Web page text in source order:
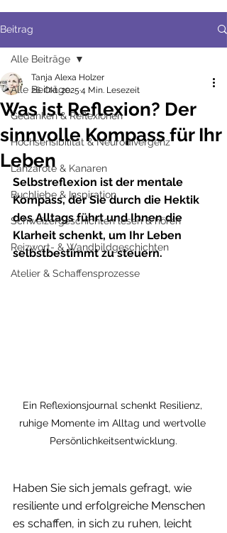
Beitrag
Alle Beiträge
Gedanken & Reflexionen
Hochsensibilität & Neurodivergenz
Lanzarote & Kanaren
Buchliebe & Inspiration
Schweizergeschichten lesen & hören
Reizwort- & Wandbildgeschichten
Atelier & Schaffensprozesse
Alle Beiträge
Was ist Reflexion? Der
sinnvolle Kompass für Ihr
Leben
Tanja Alexa Holzer
26. Okt. 2025 4 Min. Lesezeit
Selbstreflexion ist der mentale
Kompass, der Sie durch die Hektik
des Alltags führt und Ihnen die
Klarheit schenkt, um Ihr Leben
selbstbestimmt zu steuern.
Ein Reflexionsjournal schenkt Resilienz,
ruhige Momente im Alltag und wertvolle
Persönlichkeitsentwicklung.
Haben Sie sich jemals gefragt, wie
resiliente und erfolgreiche Menschen
es schaffen, in sich zu ruhen, leicht